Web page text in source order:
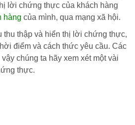
lời chứng thực của khách hàng
hàng của mình, qua mạng xã hội.
thu thập và hiển thị lời chứng thực,
điểm và cách thức yêu cầu. Các
chúng ta hãy xem xét một vài
thực.